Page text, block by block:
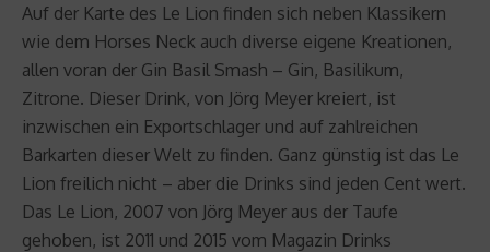
Auf der Karte des Le Lion finden sich neben Klassikern
wie dem Horses Neck auch diverse eigene Kreationen,
allen voran der Gin Basil Smash – Gin, Basilikum,
Zitrone. Dieser Drink, von Jörg Meyer kreiert, ist
inzwischen ein Exportschlager und auf zahlreichen
Barkarten dieser Welt zu finden. Ganz günstig ist das Le
Lion freilich nicht – aber die Drinks sind jeden Cent wert.
Das Le Lion, 2007 von Jörg Meyer aus der Taufe
gehoben, ist 2011 und 2015 vom Magazin Drinks